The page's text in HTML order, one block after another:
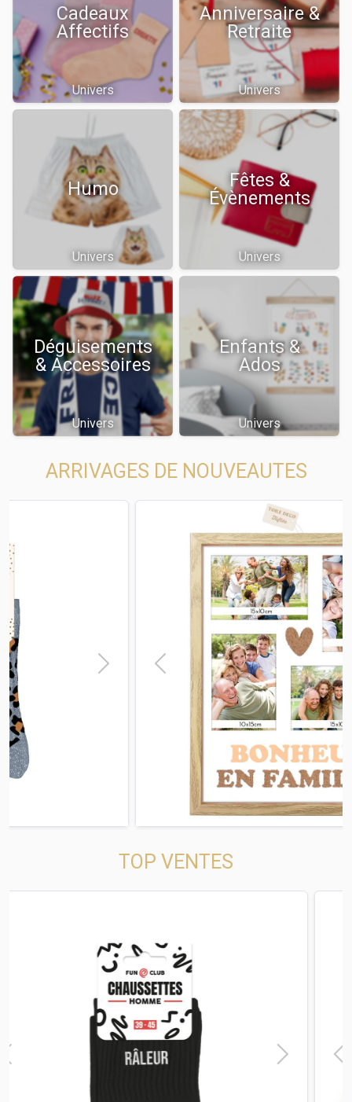
Cadeaux
Affectifs
Univers
Anniversaire &
Retraite
Univers
Humo
Univers
Fêtes &
Évènements
Univers
Déguisements
& Accessoires
Univers
Enfants &
Ados
Univers
ARRIVAGES DE NOUVEAUTES
Next
TOP VENTES
Next